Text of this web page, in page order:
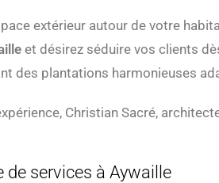
extérieur autour de votre
et désirez séduire vos clients
des plantations harmonieuses
Christian Sacré,
de services à Aywaille